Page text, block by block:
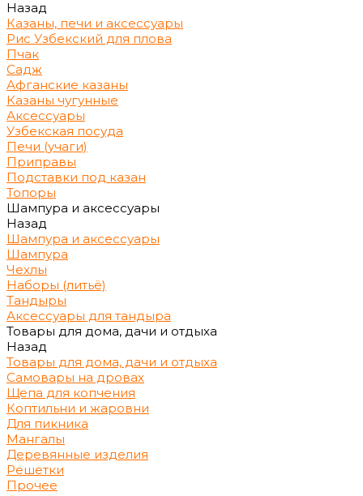
Назад
Казаны, печи и аксессуары
Рис Узбекский для плова
Пчак
Садж
Афганские казаны
Казаны чугунные
Аксессуары
Узбекская посуда
Печи (учаги)
Приправы
Подставки под казан
Топоры
Шампура и аксессуары
Назад
Шампура и аксессуары
Шампура
Чехлы
Наборы (литьё)
Тандыры
Аксессуары для тандыра
Товары для дома, дачи и отдыха
Назад
Товары для дома, дачи и отдыха
Самовары на дровах
Щепа для копчения
Коптильни и жаровни
Для пикника
Мангалы
Деревянные изделия
Решетки
Прочее